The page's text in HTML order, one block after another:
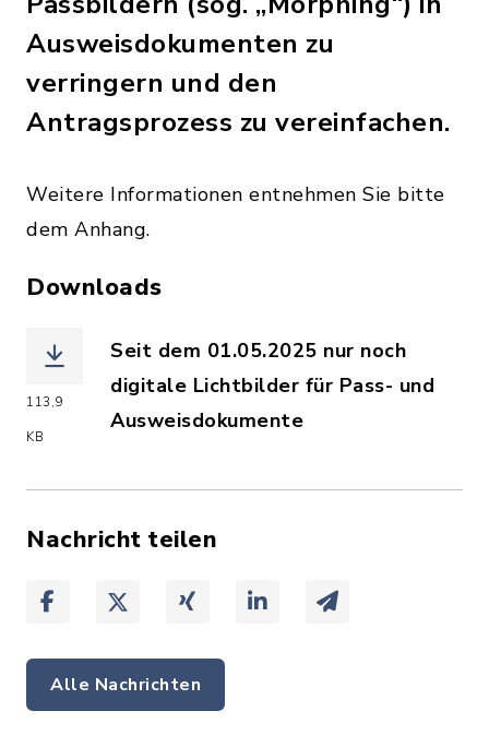
Ausweisdokumenten zu
verringern und den
Antragsprozess zu vereinfachen.
Weitere Informationen entnehmen Sie bitte
dem Anhang.
Downloads
113,9
KB
Seit dem 01.05.2025 nur noch
digitale Lichtbilder für Pass- und
Ausweisdokumente
Nachricht teilen
Alle Nachrichten